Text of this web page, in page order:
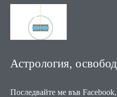
Астрология,
Последвайте ме във